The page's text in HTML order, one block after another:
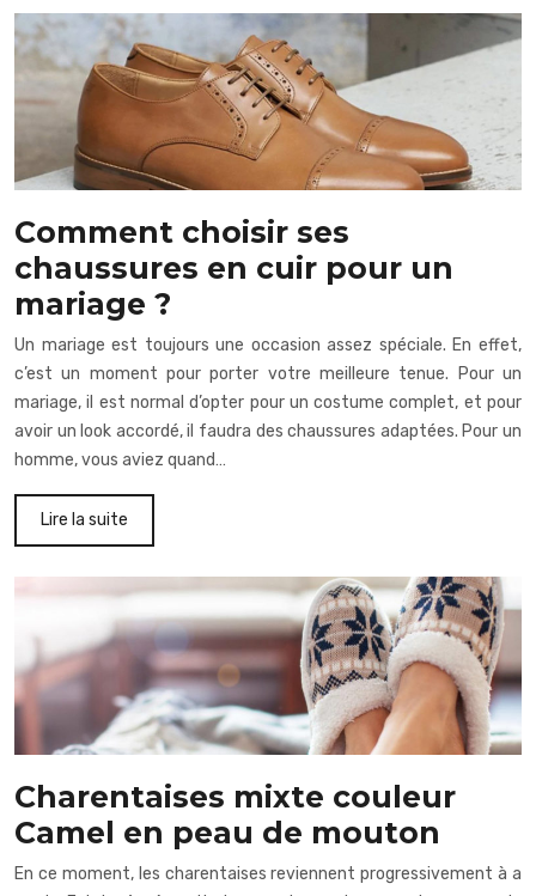
Comment choisir ses
chaussures en cuir pour un
mariage ?
Un mariage est toujours une occasion assez spéciale. En effet,
c’est un moment pour porter votre meilleure tenue. Pour un
mariage, il est normal d’opter pour un costume complet, et pour
avoir un look accordé, il faudra des chaussures adaptées. Pour un
homme, vous aviez quand…
Lire la suite
Charentaises mixte couleur
Camel en peau de mouton
En ce moment, les charentaises reviennent progressivement à a